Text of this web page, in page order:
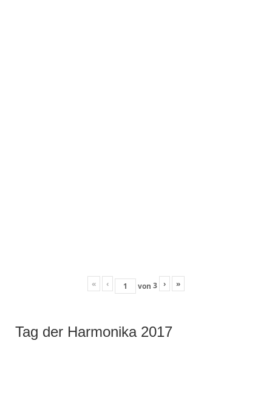
« ‹ von 3 › »
Tag der Harmonika 2017